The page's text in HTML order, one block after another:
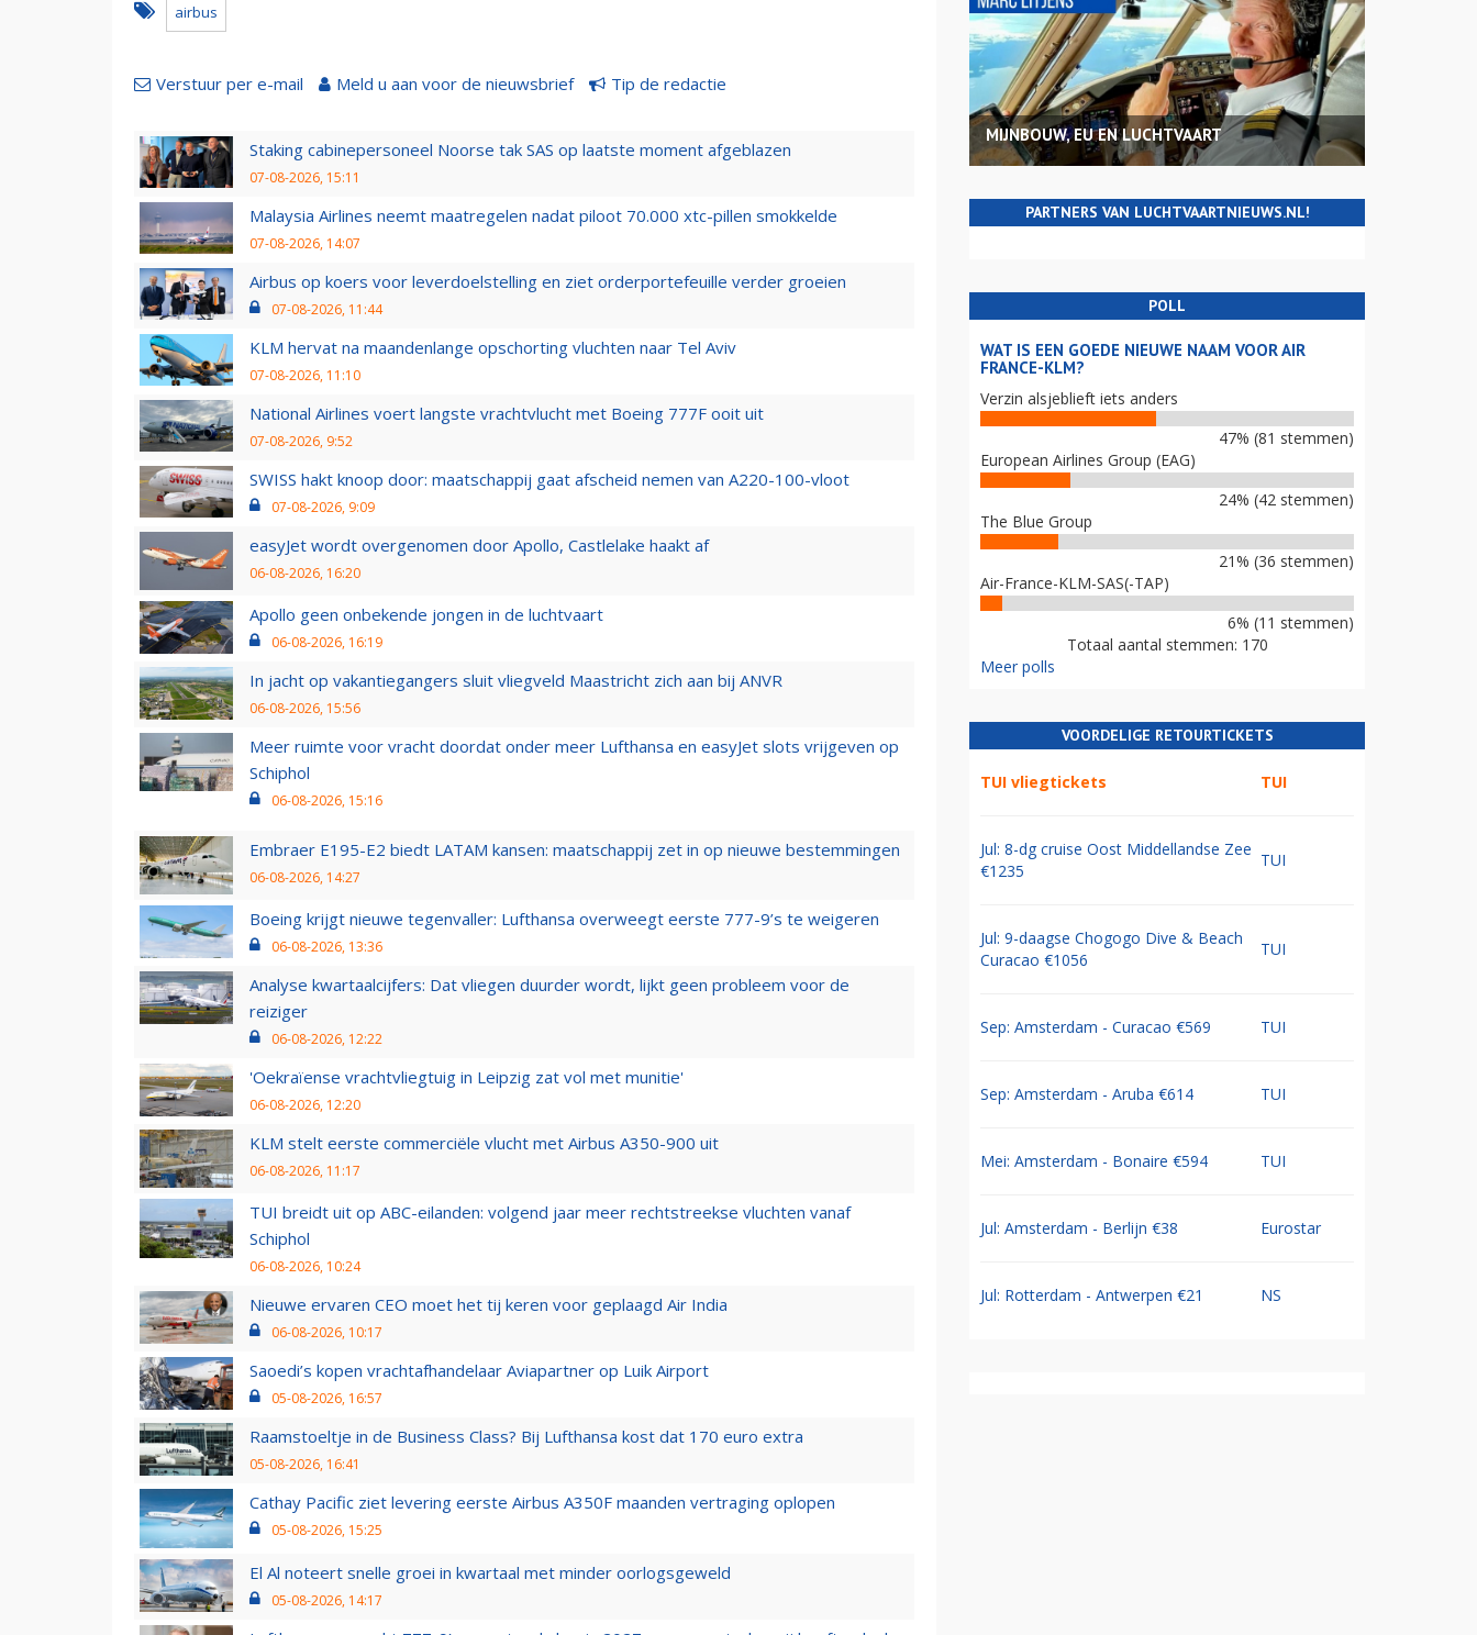
airbus
Verstuur per e-mail Meld u aan voor de nieuwsbrief Tip de redactie
Staking cabinepersoneel Noorse tak SAS op laatste moment afgeblazen
07-08-2026, 15:11
Malaysia Airlines neemt maatregelen nadat piloot 70.000 xtc-pillen smokkelde
07-08-2026, 14:07
Airbus op koers voor leverdoelstelling en ziet orderportefeuille verder groeien
07-08-2026, 11:44
KLM hervat na maandenlange opschorting vluchten naar Tel Aviv
07-08-2026, 11:10
National Airlines voert langste vrachtvlucht met Boeing 777F ooit uit
07-08-2026, 9:52
SWISS hakt knoop door: maatschappij gaat afscheid nemen van A220-100-vloot
07-08-2026, 9:09
easyJet wordt overgenomen door Apollo, Castlelake haakt af
06-08-2026, 16:20
Apollo geen onbekende jongen in de luchtvaart
06-08-2026, 16:19
In jacht op vakantiegangers sluit vliegveld Maastricht zich aan bij ANVR
06-08-2026, 15:56
Meer ruimte voor vracht doordat onder meer Lufthansa en easyJet slots vrijgeven op
Schiphol
06-08-2026, 15:16
Embraer E195-E2 biedt LATAM kansen: maatschappij zet in op nieuwe bestemmingen
06-08-2026, 14:27
Boeing krijgt nieuwe tegenvaller: Lufthansa overweegt eerste 777-9’s te weigeren
06-08-2026, 13:36
Analyse kwartaalcijfers: Dat vliegen duurder wordt, lijkt geen probleem voor de
reiziger
06-08-2026, 12:22
'Oekraïense vrachtvliegtuig in Leipzig zat vol met munitie'
06-08-2026, 12:20
KLM stelt eerste commerciële vlucht met Airbus A350-900 uit
06-08-2026, 11:17
TUI breidt uit op ABC-eilanden: volgend jaar meer rechtstreekse vluchten vanaf
Schiphol
06-08-2026, 10:24
Nieuwe ervaren CEO moet het tij keren voor geplaagd Air India
06-08-2026, 10:17
Saoedi’s kopen vrachtafhandelaar Aviapartner op Luik Airport
05-08-2026, 16:57
Raamstoeltje in de Business Class? Bij Lufthansa kost dat 170 euro extra
05-08-2026, 16:41
Cathay Pacific ziet levering eerste Airbus A350F maanden vertraging oplopen
05-08-2026, 15:25
El Al noteert snelle groei in kwartaal met minder oorlogsgeweld
05-08-2026, 14:17
MIJNBOUW, EU EN LUCHTVAART
PARTNERS VAN LUCHTVAARTNIEUWS.NL!
POLL
WAT IS EEN GOEDE NIEUWE NAAM VOOR AIR
FRANCE-KLM?
Verzin alsjeblieft iets anders
47% (81 stemmen)
European Airlines Group (EAG)
24% (42 stemmen)
The Blue Group
21% (36 stemmen)
Air-France-KLM-SAS(-TAP)
6% (11 stemmen)
Totaal aantal stemmen: 170
Meer polls
VOORDELIGE RETOURTICKETS
TUI vliegtickets TUI
Jul: 8-dg cruise Oost Middellandse Zee
€1235
TUI
Jul: 9-daagse Chogogo Dive & Beach
Curacao €1056
TUI
Sep: Amsterdam - Curacao €569 TUI
Sep: Amsterdam - Aruba €614 TUI
Mei: Amsterdam - Bonaire €594 TUI
Jul: Amsterdam - Berlijn €38 Eurostar
Jul: Rotterdam - Antwerpen €21 NS